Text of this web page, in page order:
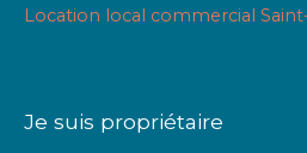
Location local commercial
Je suis propriétaire